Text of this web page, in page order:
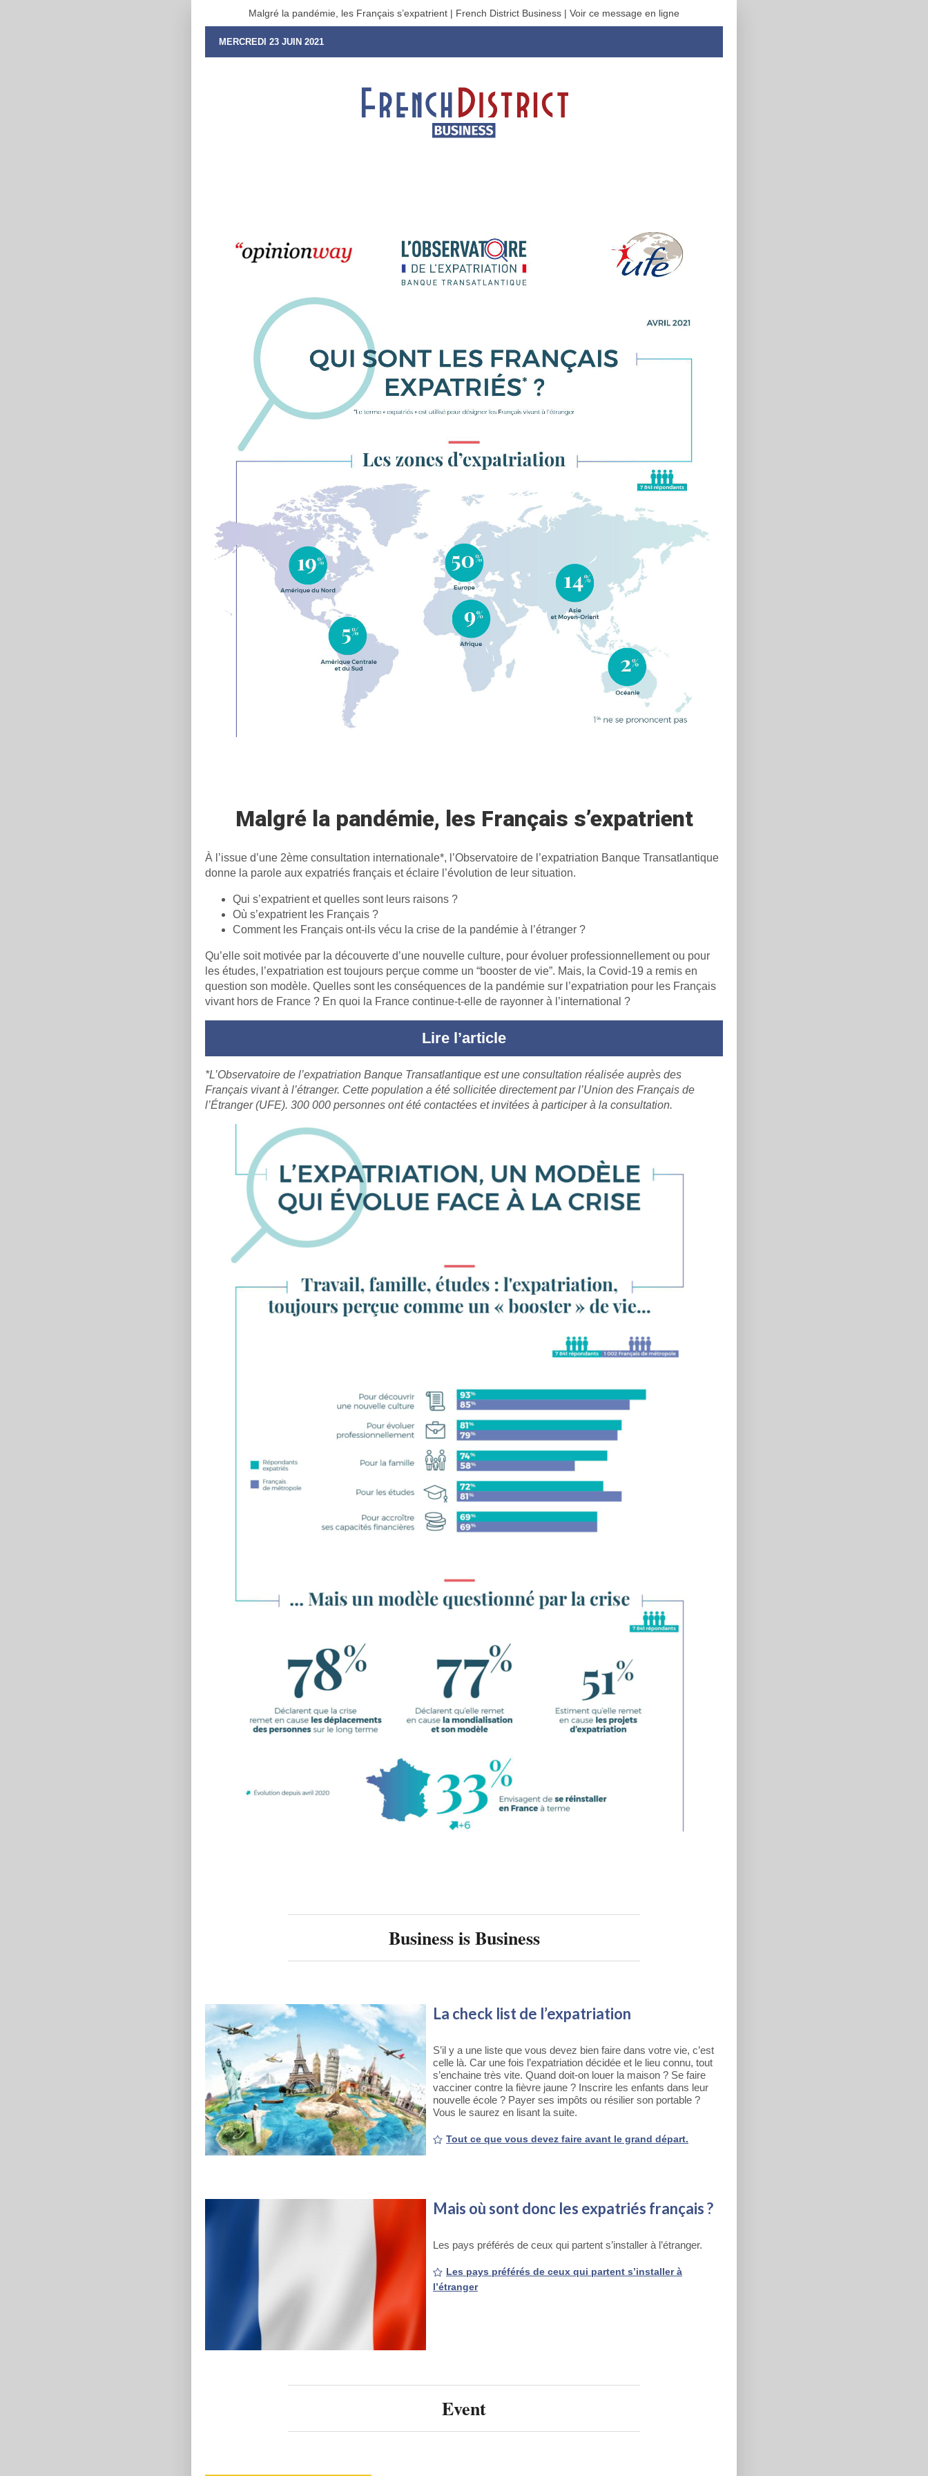
Malgré la pandémie, les Français s’expatrient | French District Business | Voir ce message en ligne
MERCREDI 23 JUIN 2021
Malgré la pandémie, les Français s’expatrient
À l’issue d’une 2ème consultation internationale*, l’Observatoire de l’expatriation Banque Transatlantique
donne la parole aux expatriés français et éclaire l’évolution de leur situation.
Qui s’expatrient et quelles sont leurs raisons ?
Où s’expatrient les Français ?
Comment les Français ont-ils vécu la crise de la pandémie à l’étranger ?
Qu’elle soit motivée par la découverte d’une nouvelle culture, pour évoluer professionnellement ou pour
les études, l’expatriation est toujours perçue comme un “booster de vie”. Mais, la Covid-19 a remis en
question son modèle. Quelles sont les conséquences de la pandémie sur l’expatriation pour les Français
vivant hors de France ? En quoi la France continue-t-elle de rayonner à l’international ?
Lire l’article
*L’Observatoire de l’expatriation Banque Transatlantique est une consultation réalisée auprès des
Français vivant à l’étranger. Cette population a été sollicitée directement par l’Union des Français de
l’Étranger (UFE). 300 000 personnes ont été contactées et invitées à participer à la consultation.
Business is Business
La check list de l’expatriation
S’il y a une liste que vous devez bien faire dans votre vie, c’est
celle là. Car une fois l’expatriation décidée et le lieu connu, tout
s’enchaine très vite. Quand doit-on louer la maison ? Se faire
vacciner contre la fièvre jaune ? Inscrire les enfants dans leur
nouvelle école ? Payer ses impôts ou résilier son portable ?
Vous le saurez en lisant la suite.
Tout ce que vous devez faire avant le grand départ.
Mais où sont donc les expatriés français ?
Les pays préférés de ceux qui partent s’installer à l’étranger.
Les pays préférés de ceux qui partent s’installer à
l’étranger
Event